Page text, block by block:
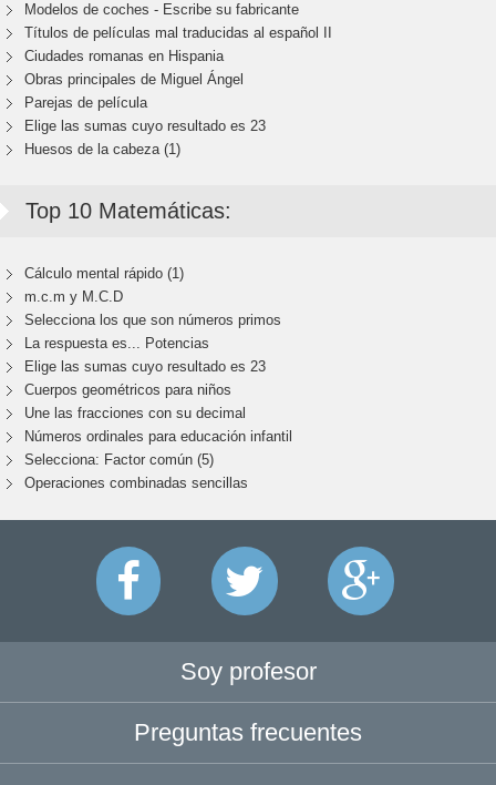
Modelos de coches - Escribe su fabricante
Títulos de películas mal traducidas al español II
Ciudades romanas en Hispania
Obras principales de Miguel Ángel
Parejas de película
Elige las sumas cuyo resultado es 23
Huesos de la cabeza (1)
Top 10 Matemáticas:
Cálculo mental rápido (1)
m.c.m y M.C.D
Selecciona los que son números primos
La respuesta es... Potencias
Elige las sumas cuyo resultado es 23
Cuerpos geométricos para niños
Une las fracciones con su decimal
Números ordinales para educación infantil
Selecciona: Factor común (5)
Operaciones combinadas sencillas
Soy profesor
Preguntas frecuentes